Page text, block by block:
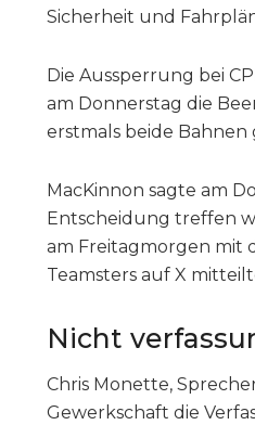
Sicherheit und
Die Aussperrung bei
am Donnerstag die
erstmals beide Bahnen
MacKinnon sagte am
Entscheidung treffen
am Freitagmorgen mit
Teamsters auf X
Nicht
Chris Monette,
Gewerkschaft die